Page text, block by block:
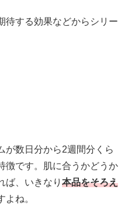
待する効果などからシリー
が数日分から2週間分くら
徴です。肌に合うかどうか
、 いきなり 本品をそろえ
よね。